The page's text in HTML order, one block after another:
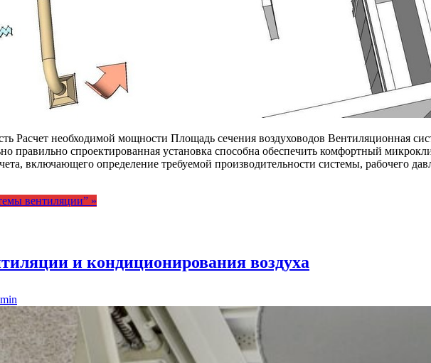
Расчет необходимой мощности Площадь сечения воздуховодов Вентиляционная
правильно спроектированная установка способна обеспечить комфортный
включающего определение требуемой производительности системы, рабочего
вентиляции” »
и кондиционирования воздуха